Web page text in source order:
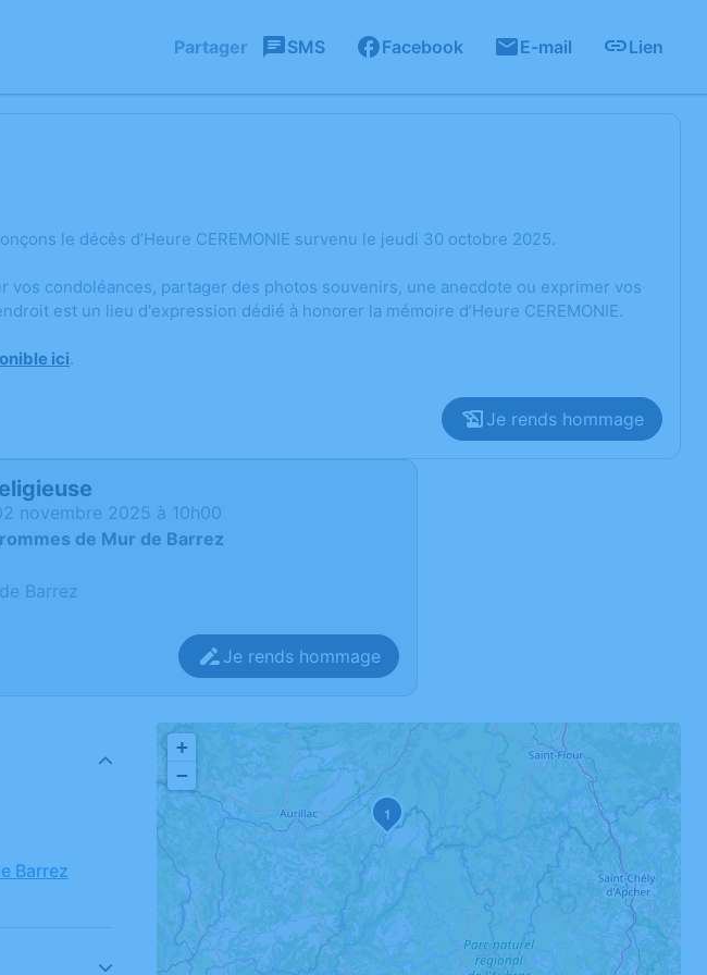
Partager SMS Facebook E-mail Lien
le décès d’Heure CEREMONIE survenu le jeudi 30 octobre 2025.
condoléances, partager des photos souvenirs, une anecdote ou exprimer vos
est un lieu d'expression dédié à honorer la mémoire d’Heure CEREMONIE.
ici.
Je rends hommage
novembre 2025 à 10h00
de Mur de Barrez
Barrez
Je rends hommage
Barrez
1
+
−